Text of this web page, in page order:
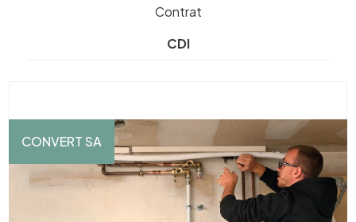
Contrat
CDI
CONVERT SA